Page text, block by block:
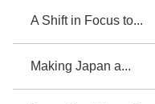
A Shift in Focus to...
Making Japan a...